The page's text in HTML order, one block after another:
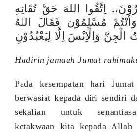
اِتَّقُوا اللهَ حَقَّ تُقَاتِهِ
وَأَنْتُمْ مُسْلِمُوْن فَقَالَ اللهُ
الْجِنَّ وَالْاِنْسَ اِلَّا لِيَعْبُدُوْنِ
Hadirin jamaah Jumat
Pada kesempatan hari
berwasiat kepada diri sendiri
sekalian untuk
ketakwaan kita kepada